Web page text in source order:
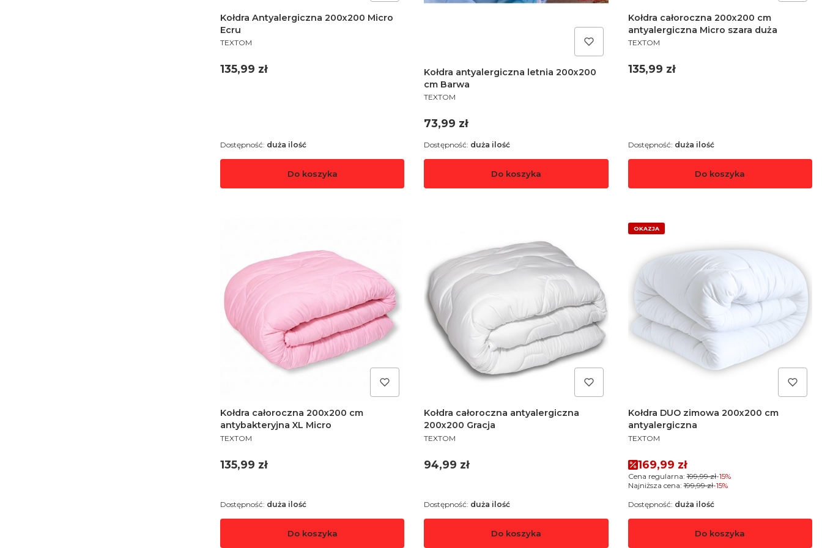
Kołdra Antyalergiczna 200x200 Micro
Ecru
PRODUCENT
TEXTOM
Cena
135,99 zł
Do koszyka
Dostępność: duża ilość
Kołdra antyalergiczna letnia 200x200
cm Barwa
PRODUCENT
TEXTOM
Cena
73,99 zł
Do koszyka
Dostępność: duża ilość
Kołdra całoroczna 200x200 cm
antyalergiczna Micro szara duża
PRODUCENT
TEXTOM
Cena
135,99 zł
Do koszyka
Dostępność: duża ilość
Kołdra całoroczna 200x200 cm
antybakteryjna XL Micro
PRODUCENT
TEXTOM
Cena
135,99 zł
Do koszyka
Dostępność: duża ilość
Kołdra całoroczna antyalergiczna
200x200 Gracja
PRODUCENT
TEXTOM
Cena
94,99 zł
Do koszyka
Dostępność: duża ilość
OKAZJA
Kołdra DUO zimowa 200x200 cm
antyalergiczna
PRODUCENT
TEXTOM
Cena promocyjna
169,99 zł
Cena regularna: 199,99 zł-15%
Najniższa cena: 199,99 zł-15%
Do koszyka
Dostępność: duża ilość